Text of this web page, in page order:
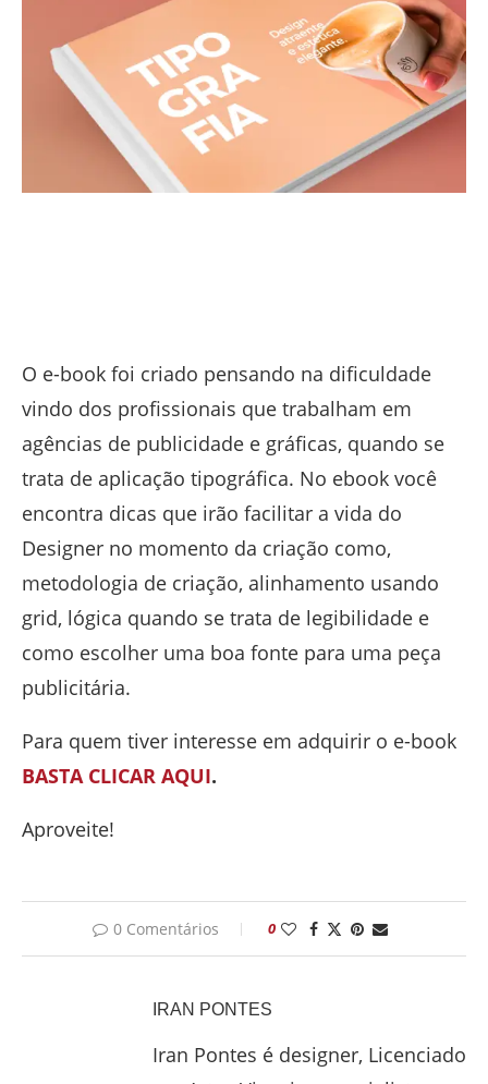
O e-book foi criado pensando na dificuldade
vindo dos profissionais que trabalham em
agências de publicidade e gráficas, quando se
trata de aplicação tipográfica. No ebook você
encontra dicas que irão facilitar a vida do
Designer no momento da criação como,
metodologia de criação, alinhamento usando
grid, lógica quando se trata de legibilidade e
como escolher uma boa fonte para uma peça
publicitária.
Para quem tiver interesse em adquirir o e-book
BASTA CLICAR AQUI.
Aproveite!
0 Comentários 0
IRAN PONTES
Iran Pontes é designer, Licenciado